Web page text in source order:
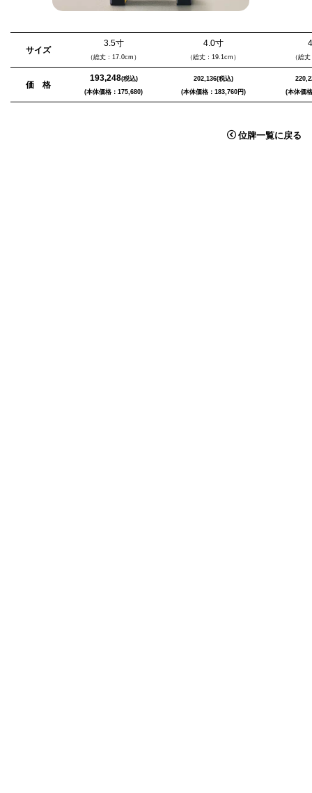
サイズ
3.5寸
（総丈：17.0cm）
4.0寸
（総丈：19.1cm） （総
価 格
193,248(税込)
(本体価格：175,680)
202,136(税込)
(本体価格：183,760円)
(本体価
位牌一覧に戻る